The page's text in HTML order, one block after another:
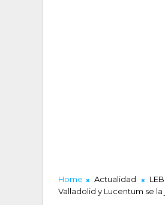
Home Actualidad
Valladolid y Lucentum se la